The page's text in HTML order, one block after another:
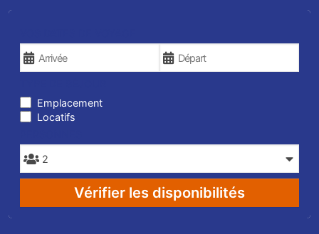
Emplacement
Locatifs
Vérifier les disponibilités